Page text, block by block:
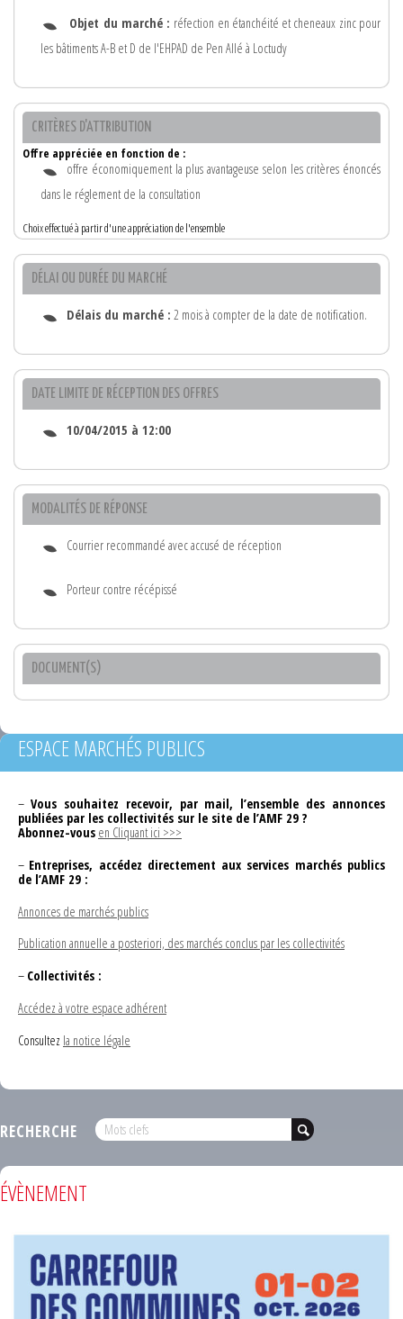
Objet du marché : réfection en étanchéité et cheneaux zinc pour
les bâtiments A-B et D de l'EHPAD de Pen Allé à Loctudy
CRITÈRES D'ATTRIBUTION
Offre appréciée en fonction de :
offre économiquement la plus avantageuse selon les critères énoncés
dans le réglement de la consultation
Choix effectué à partir d'une appréciation de l'ensemble
DÉLAI OU DURÉE DU MARCHÉ
Délais du marché : 2 mois à compter de la date de notification.
DATE LIMITE DE RÉCEPTION DES OFFRES
10/04/2015 à 12:00
MODALITÉS DE RÉPONSE
Courrier recommandé avec accusé de réception
Porteur contre récépissé
DOCUMENT(S)
ESPACE MARCHÉS PUBLICS
– Vous souhaitez recevoir, par mail, l’ensemble des annonces
publiées par les collectivités sur le site de l’AMF 29 ?
Abonnez-vous en Cliquant ici >>>
– Entreprises, accédez directement aux services marchés publics
de l’AMF 29 :
Annonces de marchés publics
Publication annuelle a posteriori, des marchés conclus par les collectivités
– Collectivités :
Accédez à votre espace adhérent
Consultez la notice légale
RECHERCHE
ÉVÈNEMENT